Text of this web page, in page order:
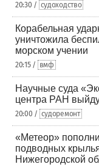
20:30 / судоходство
Корабельная
уничтожила
морском учении
20:15 / вмф
Научные суда
центра РАН
20:00 / судоремонт
«Метеор»
подводных
Нижегородской